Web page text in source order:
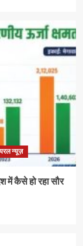
न्यूज़
में कैसे हो रहा सौर